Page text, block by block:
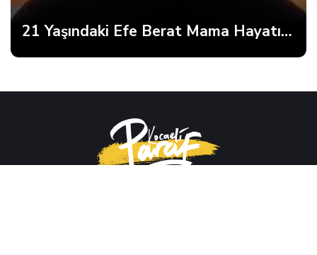
21 Yaşındaki Efe Berat Mama Hayatını Kaybetti